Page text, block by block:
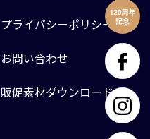
プライバシーポリシー
お問い合わせ
販促素材ダウンロード